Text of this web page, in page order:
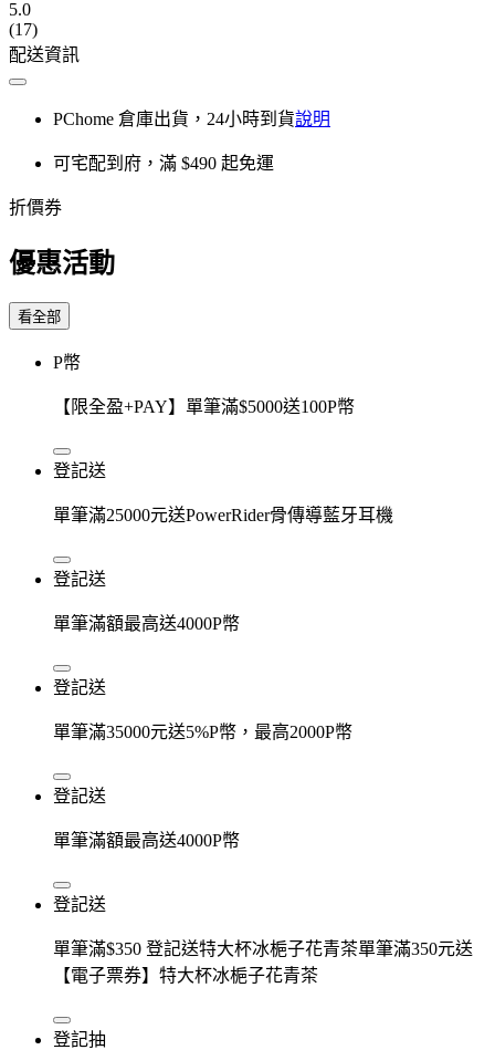
5.0
(17)
配送資訊
PChome 倉庫出貨，24小時到貨說明
可宅配到府，滿 $490 起免運
折價券
優惠活動
看全部
P幣
【限全盈+PAY】單筆滿$5000送100P幣
登記送
單筆滿25000元送PowerRider骨傳導藍牙耳機
登記送
單筆滿額最高送4000P幣
登記送
單筆滿35000元送5%P幣，最高2000P幣
登記送
單筆滿額最高送4000P幣
登記送
單筆滿$350 登記送特大杯冰梔子花青茶單筆滿350元送
【電子票券】特大杯冰梔子花青茶
登記抽